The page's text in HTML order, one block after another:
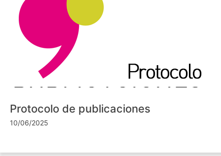
Protocolo de publicaciones
10/06/2025